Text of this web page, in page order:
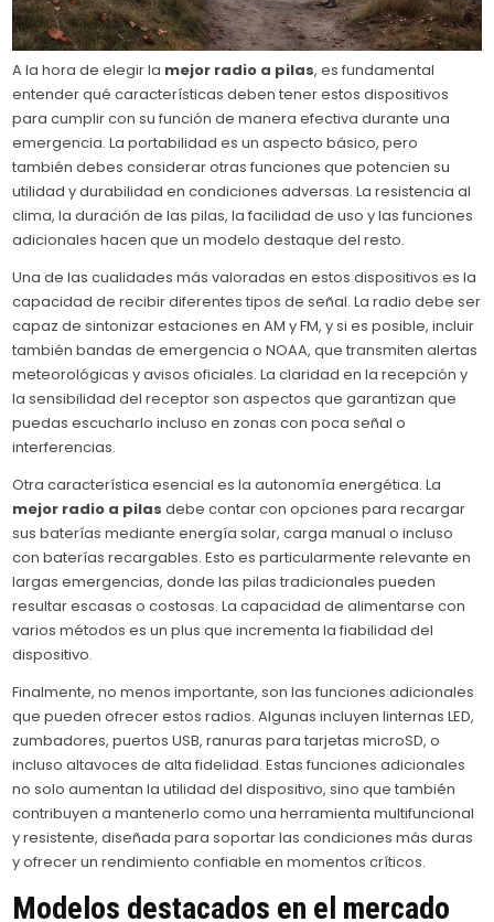
A la hora de elegir la mejor radio a pilas, es fundamental
entender qué características deben tener estos dispositivos
para cumplir con su función de manera efectiva durante una
emergencia. La portabilidad es un aspecto básico, pero
también debes considerar otras funciones que potencien su
utilidad y durabilidad en condiciones adversas. La resistencia al
clima, la duración de las pilas, la facilidad de uso y las funciones
adicionales hacen que un modelo destaque del resto.
Una de las cualidades más valoradas en estos dispositivos es la
capacidad de recibir diferentes tipos de señal. La radio debe ser
capaz de sintonizar estaciones en AM y FM, y si es posible, incluir
también bandas de emergencia o NOAA, que transmiten alertas
meteorológicas y avisos oficiales. La claridad en la recepción y
la sensibilidad del receptor son aspectos que garantizan que
puedas escucharlo incluso en zonas con poca señal o
interferencias.
Otra característica esencial es la autonomía energética. La
mejor radio a pilas debe contar con opciones para recargar
sus baterías mediante energía solar, carga manual o incluso
con baterías recargables. Esto es particularmente relevante en
largas emergencias, donde las pilas tradicionales pueden
resultar escasas o costosas. La capacidad de alimentarse con
varios métodos es un plus que incrementa la fiabilidad del
dispositivo.
Finalmente, no menos importante, son las funciones adicionales
que pueden ofrecer estos radios. Algunas incluyen linternas LED,
zumbadores, puertos USB, ranuras para tarjetas microSD, o
incluso altavoces de alta fidelidad. Estas funciones adicionales
no solo aumentan la utilidad del dispositivo, sino que también
contribuyen a mantenerlo como una herramienta multifuncional
y resistente, diseñada para soportar las condiciones más duras
y ofrecer un rendimiento confiable en momentos críticos.
Modelos destacados en el mercado